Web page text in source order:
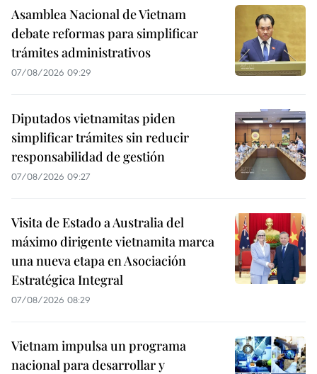
Asamblea Nacional de Vietnam
debate reformas para simplificar
trámites administrativos
07/08/2026 09:29
Diputados vietnamitas piden
simplificar trámites sin reducir
responsabilidad de gestión
07/08/2026 09:27
Visita de Estado a Australia del
máximo dirigente vietnamita marca
una nueva etapa en Asociación
Estratégica Integral
07/08/2026 08:29
Vietnam impulsa un programa
nacional para desarrollar y